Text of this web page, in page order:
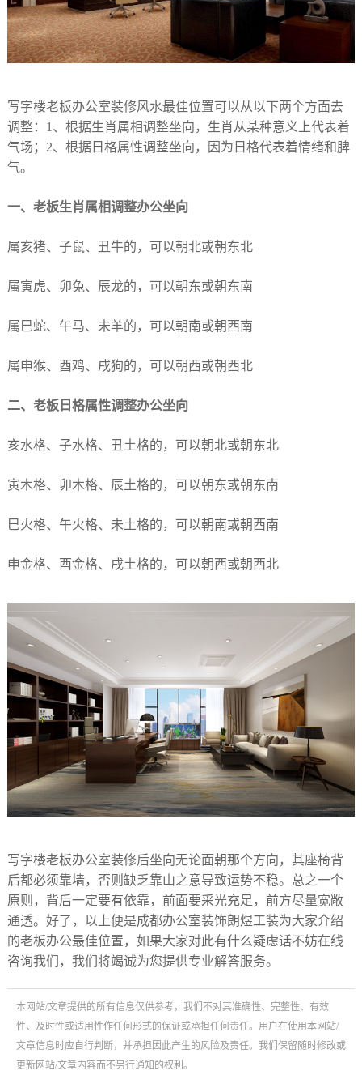
写字楼老板办公室装修风水最佳位置可以从以下两个方面去
调整：1、根据生肖属相调整坐向，生肖从某种意义上代表着
气场；2、根据日格属性调整坐向，因为日格代表着情绪和脾
气。
一、老板生肖属相调整办公坐向
属亥猪、子鼠、丑牛的，可以朝北或朝东北
属寅虎、卯兔、辰龙的，可以朝东或朝东南
属巳蛇、午马、未羊的，可以朝南或朝西南
属申猴、酉鸡、戌狗的，可以朝西或朝西北
二、老板日格属性调整办公坐向
亥水格、子水格、丑土格的，可以朝北或朝东北
寅木格、卯木格、辰土格的，可以朝东或朝东南
巳火格、午火格、未土格的，可以朝南或朝西南
申金格、酉金格、戌土格的，可以朝西或朝西北
写字楼老板办公室装修后坐向无论面朝那个方向，其座椅背
后都必须靠墙，否则缺乏靠山之意导致运势不稳。总之一个
原则，背后一定要有依靠，前面要采光充足，前方尽量宽敞
通透。好了，以上便是成都办公室装饰朗煜工装为大家介绍
的老板办公最佳位置，如果大家对此有什么疑虑话不妨在线
咨询我们，我们将竭诚为您提供专业解答服务。
本网站/文章提供的所有信息仅供参考，我们不对其准确性、完整性、有效
性、及时性或适用性作任何形式的保证或承担任何责任。用户在使用本网站/
文章信息时应自行判断，并承担因此产生的风险及责任。我们保留随时修改或
更新网站/文章内容而不另行通知的权利。